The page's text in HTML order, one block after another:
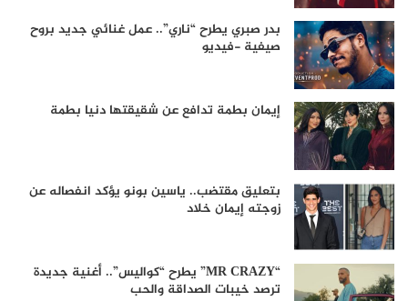
بدر صبري يطرح “ناري”.. عمل غنائي جديد بروح
صيفية -فيديو
إيمان بطمة تدافع عن شقيقتها دنيا بطمة
بتعليق مقتضب.. ياسين بونو يؤكد انفصاله عن
زوجته إيمان خلاد
“MR CRAZY” يطرح “كواليس”.. أغنية جديدة
ترصد خيبات الصداقة والحب